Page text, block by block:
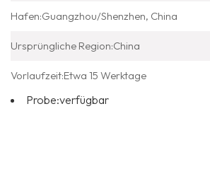
Hafen:Guangzhou/Shenzhen, China
Ursprüngliche Region:China
Vorlaufzeit:Etwa 15 Werktage
Probe:verfügbar